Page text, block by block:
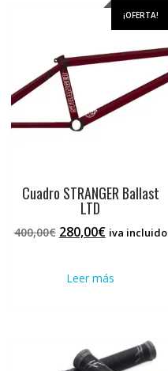
¡OFERTA!
Cuadro STRANGER Ballast
LTD
400,00€ El
era:
280,00€El
es:
iva incluido
Leer más